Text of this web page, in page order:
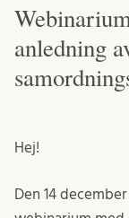
anledning
Hej!
Den 14